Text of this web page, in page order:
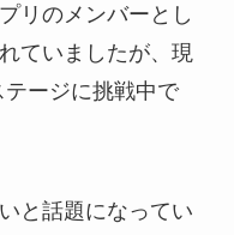
リのメンバーとし
ていましたが、現
ージに挑戦中で
と話題になってい